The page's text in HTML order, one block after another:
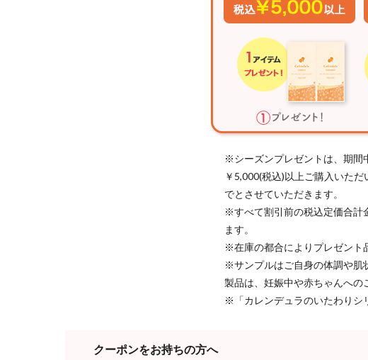
※シーズンプレゼントは、期間
￥5,000(税込)以上ご購入いた
でとさせていただきます。
※すべて割引前の税込定価合計
ます。
※在庫の都合によりプレゼント
※サンプルはご自身の体調や肌
製品は、妊娠中や赤ちゃんへの
※「カレンデュラのいたわりシ
クーポンをお持ちの方へ